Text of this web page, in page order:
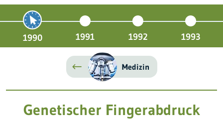
1990 1991 1992 1993
Medizin
Genetischer Fingerabdruck